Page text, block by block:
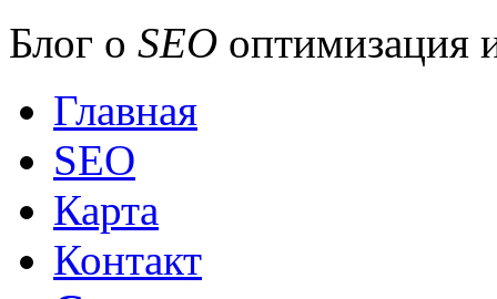
Блог о SEO оптимизация
Главная
SEO
Карта
Контакт